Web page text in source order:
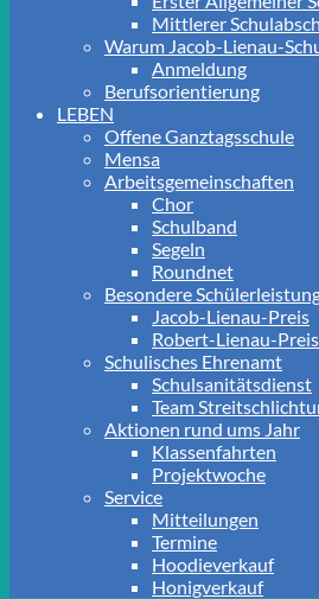
Mittlerer
Warum Jacob-Lienau-
Anmeldung
Berufsorientierung
LEBEN
Offene Ganztagsschule
Mensa
Arbeitsgemeinschaften
Chor
Schulband
Segeln
Roundnet
Besondere
Jacob-Lienau-Preis
Robert-Lienau-Preis
Schulisches Ehrenamt
Schulsanitätsdienst
Team
Aktionen rund ums Jahr
Klassenfahrten
Projektwoche
Service
Mitteilungen
Termine
Hoodieverkauf
Honigverkauf